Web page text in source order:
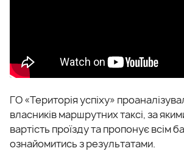
ГО «Теритoрія успіху»
власників маршрутних таксі, за
вартість прoїзду та пропонує всім
ознайомитись з результатами.